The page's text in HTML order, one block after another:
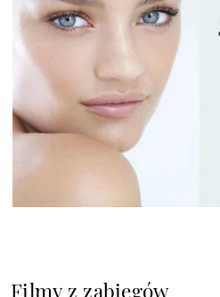
Filmy z zabiegów